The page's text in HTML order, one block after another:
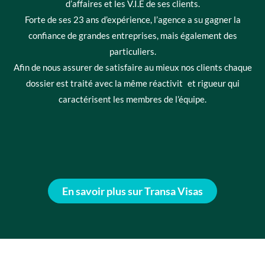
d’affaires et les V.I.E de ses clients.
Forte de ses 23 ans d’expérience, l’agence a su gagner la
confiance de grandes entreprises, mais également des
particuliers.
Afin de nous assurer de satisfaire au mieux nos clients chaque
dossier est traité avec la même réactivit et rigueur qui
caractérisent les membres de l’équipe.
En savoir plus sur Transa Visas